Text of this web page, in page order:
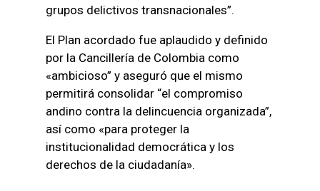
grupos delictivos transnacionales”.
El Plan acordado fue aplaudido y definido
por la Cancillería de Colombia como
«ambicioso” y aseguró que el mismo
permitirá consolidar “el compromiso
andino contra la delincuencia organizada”,
así como «para proteger la
institucionalidad democrática y los
derechos de la ciudadanía».